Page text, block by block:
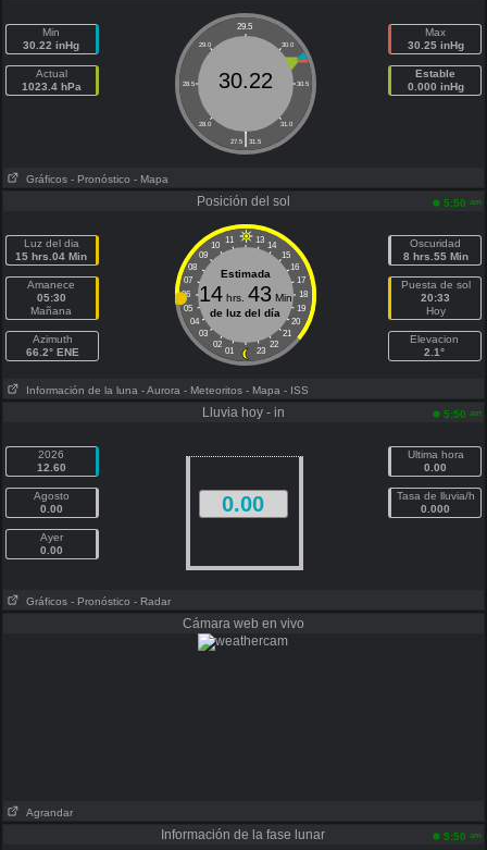
Min
30.22 inHg
Actual
1023.4 hPa
29.5
29.0 30.0
28.5 30.5
28.0 31.0
|
27.5 31.5
30.22
Max
30.25 inHg
Estable
0.000 inHg
Gráficos - Pronóstico - Mapa
Posición del sol 5:50 am
Luz del dia
15 hrs.04 Min
Amanece
05:30
Mañana
Azimuth
66.2° ENE
11 13
10
14
09
15
08
16
07
17
06
18
05
19
04
20
03
21
02
22
01 23
Estimada
14hrs. 43Min
de luz del día
Oscuridad
8 hrs.55 Min
Puesta de sol
20:33
Hoy
Elevacion
2.1°
Información de la luna - Aurora - Meteoritos - Mapa - ISS
Lluvia hoy - in 5:50 am
2026
12.60
Agosto
0.00
Ayer
0.00
0.00
Ultima hora
0.00
Tasa de lluvia/h
0.000
Gráficos - Pronóstico - Radar
Cámara web en vivo
Agrandar
Información de la fase lunar 5:50 am